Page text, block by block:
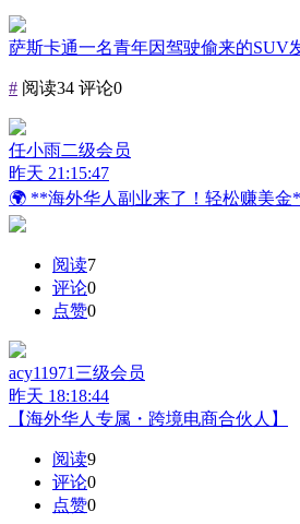
萨斯卡通一名青年因驾驶偷来的SUV
# 阅读34 评论0
任小雨二级会员
昨天 21:15:47
🌍 **海外华人副业来了！轻松赚美金
阅读7
评论0
点赞0
acy11971 三级会员
昨天 18:18:44
【海外华人专属・跨境电商合伙人】
阅读9
评论0
点赞0